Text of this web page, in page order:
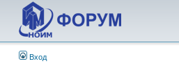
Вход